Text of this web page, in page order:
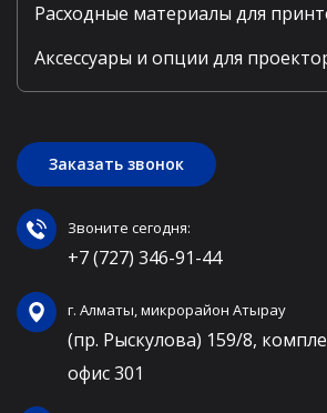
Расходные материалы для
Аксессуары и опции для
Заказать звонок
Звоните сегодня:
+7 (727) 346-91-44
г. Алматы, микрорайон Атырау
(пр. Рыскулова) 159/8,
офис 301